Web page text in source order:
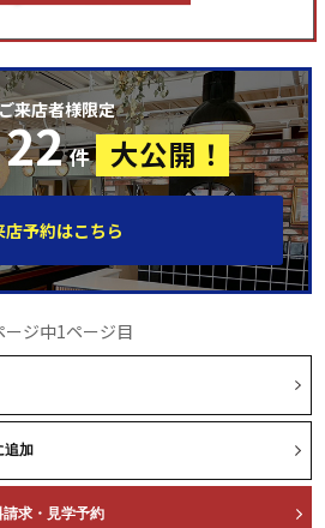
来店者様限定
22 件 大公開！
店予約はこちら
ージ中1ページ目